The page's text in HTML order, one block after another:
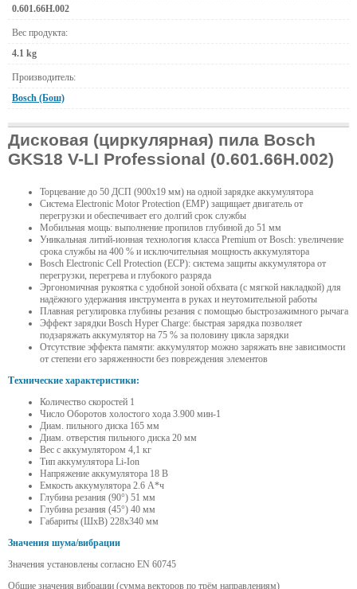
0.601.66H.002
Вес продукта:
4.1 kg
Производитель:
Bosch (Бош)
Дисковая (циркулярная) пила Bosch
GKS18 V-LI Professional (0.601.66H.002)
Торцевание до 50 ДСП (900x19 мм) на одной зарядке аккумулятора
Система Electronic Motor Protection (EMP) защищает двигатель от
перегрузки и обеспечивает его долгий срок службы
Мобильная мощь: выполнение пропилов глубиной до 51 мм
Уникальная литий-ионная технология класса Premium от Bosch: увеличение
срока службы на 400 % и исключительная мощность аккумулятора
Bosch Electronic Cell Protection (ECP): система защиты аккумулятора от
перегрузки, перегрева и глубокого разряда
Эргономичная рукоятка с удобной зоной обхвата (с мягкой накладкой) для
надёжного удержания инструмента в руках и неутомительной работы
Плавная регулировка глубины резания с помощью быстрозажимного рычага
Эффект зарядки Bosch Hyper Charge: быстрая зарядка позволяет
подзаряжать аккумулятор на 75 % за половину цикла зарядки
Отсутствие эффекта памяти: аккумулятор можно заряжать вне зависимости
от степени его заряженности без повреждения элементов
Технические характеристики:
Количество скоростей 1
Число Оборотов холостого хода 3.900 мин-1
Диам. пильного диска 165 мм
Диам. отверстия пильного диска 20 мм
Вес с аккумулятором 4,1 кг
Тип аккумулятора Li-Ion
Напряжение аккумулятора 18 В
Емкость аккумулятора 2.6 А*ч
Глубина резания (90°) 51 мм
Глубина резания (45°) 40 мм
Габариты (ШхВ) 228x340 мм
Значения шума/вибрации
Значения установлены согласно EN 60745
Общие значения вибрации (сумма векторов по трём направлениям)